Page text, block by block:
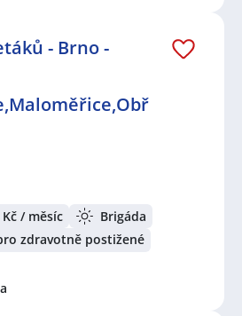
- Brno -
/ měsíc
Brigáda
zdravotně postižené